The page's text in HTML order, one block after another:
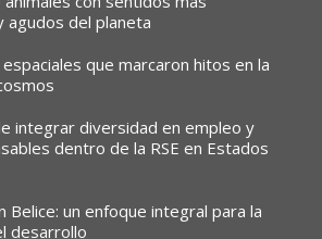
del planeta
que marcaron hitos en la
integrar diversidad en empleo y
dentro de la RSE en Estados
Belice: un enfoque integral para la
desarrollo